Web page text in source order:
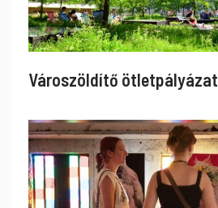
Városzöldítő ötletpályázat